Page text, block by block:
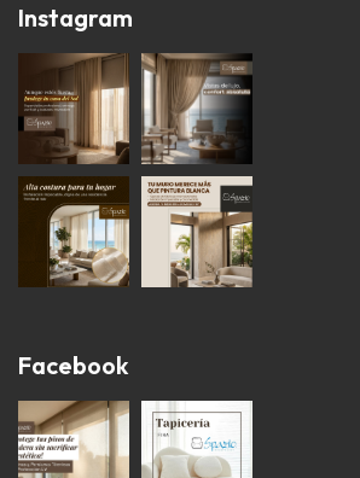
Instagram
Facebook